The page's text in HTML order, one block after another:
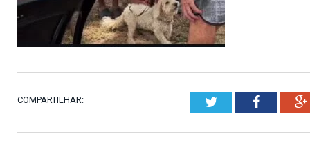
COMPARTILHAR: Twitter